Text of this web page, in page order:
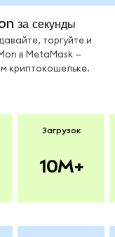
за секунды
торгуйте и
в MetaMask —
криптокошельке.
Загрузок
10M+